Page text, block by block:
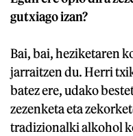
gutxiago izan?
Bai, bai, heziketaren
jarraitzen du. Herri
batez ere, udako
zezenketa eta
tradizionalki alkohol